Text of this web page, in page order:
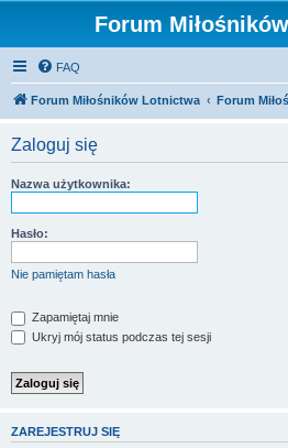
Forum
FAQ
Forum Miłośników Lotnictwa Forum
Zaloguj się
Nazwa użytkownika:
Hasło:
Nie pamiętam hasła
Zapamiętaj mnie
Ukryj mój status podczas tej sesji
ZAREJESTRUJ SIĘ